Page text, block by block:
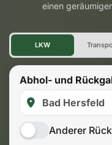
einen
LKW
LKW
Abhol- und
Anderer